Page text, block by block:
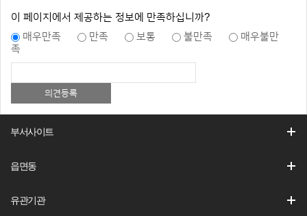
이 페이지에서 제공하는 정보에 만족하십니까?
매우만족
만족 보통 불만족
매우불만
족
부서사이트
읍면동
유관기관